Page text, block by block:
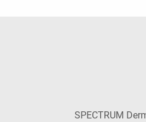
SPECTRUM